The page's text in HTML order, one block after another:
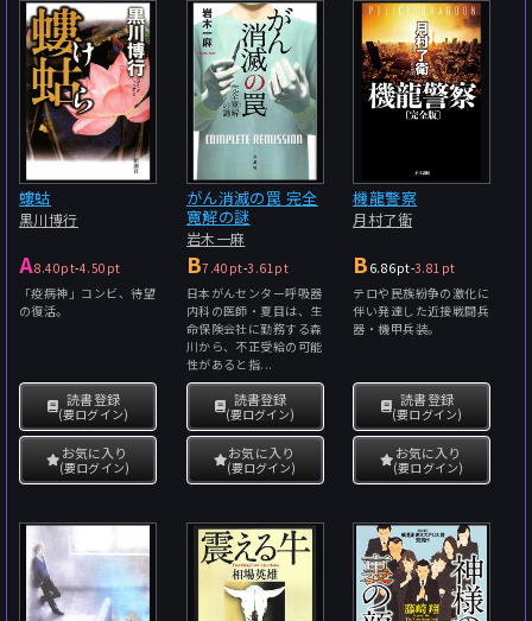
螻蛄
黒川博行
A8.40pt-4.50pt
「疫病神」コンビ、待望
の復活。
読書登録
(要ログイン)
お気に入り
(要ログイン)
がん消滅の罠 完全
寛解の謎
岩木一麻
B7.40pt-3.61pt
日本がんセンター呼吸器
内科の医師・夏目は、生
命保険会社に勤務する森
川から、不正受給の可能
性があると指...
読書登録
(要ログイン)
お気に入り
(要ログイン)
機龍警察
月村了衛
B 6.86pt-3.81pt
テロや民族紛争の激化に
伴い発達した近接戦闘兵
器・機甲兵装。
読書登録
(要ログイン)
お気に入り
(要ログイン)